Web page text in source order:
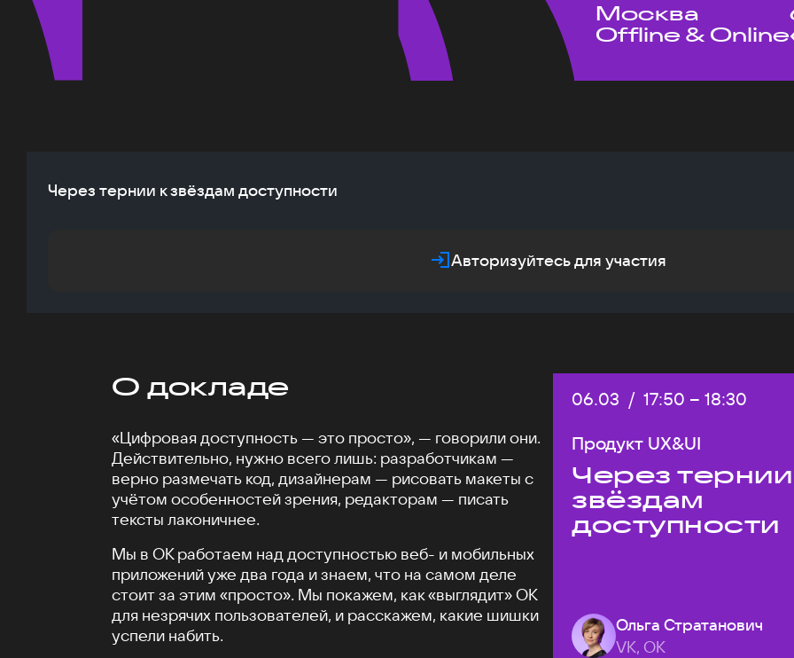
Москва
Offline & Online
Через тернии к звёздам доступности
Авторизуйтесь для участия
О докладе
«Цифровая доступность — это просто», — говорили они.
Действительно, нужно всего лишь: разработчикам —
верно размечать код, дизайнерам — рисовать макеты с
учётом особенностей зрения, редакторам — писать
тексты лаконичнее.
Мы в ОК работаем над доступностью веб- и мобильных
приложений уже два года и знаем, что на самом деле
стоит за этим «просто». Мы покажем, как «выглядит» ОК
для незрячих пользователей, и расскажем, какие шишки
успели набить.
Дата:
06.03 / Начало:
17:50 – Конец:
18:30
Продукт UX&UI
Через тернии
звёздам
доступности
Ольга Стратанович
VK, ОК